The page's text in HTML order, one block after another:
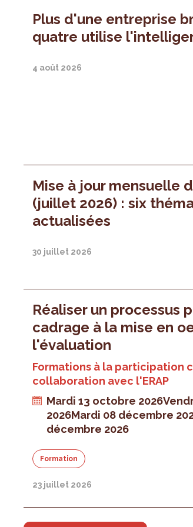
Plus d'une entreprise
quatre utilise
4 août 2026
Mise à jour mensuelle
(juillet 2026) : six
actualisées
30 juillet 2026
Réaliser un processus
cadrage à la mise en
l'évaluation
Formations à la participation
collaboration avec l'ERAP
Mardi 13 octobre 2026
2026Mardi 08 décembre
décembre 2026
Formation
23 juillet 2026